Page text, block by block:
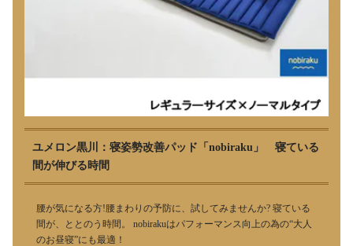
ユメロン黒川：寝姿勢改善パッド「nobiraku」 寝ている
間が伸びる時間
腰が気になる方!腰まわりの予防に、試してみませんか? 寝ている
間が、ととのう時間。 nobirakuはパフォーマンス向上の為の“大人
のお昼寝”にも最適！